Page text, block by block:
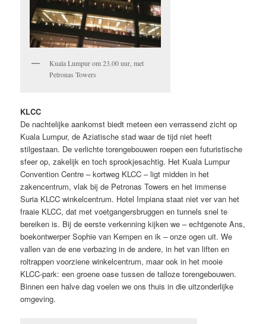
Kuala Lumpur om 23.00 uur, met
Petronas Towers
KLCC
De nachtelijke aankomst biedt meteen een verrassend zicht op
Kuala Lumpur, de Aziatische stad waar de tijd niet heeft
stilgestaan. De verlichte torengebouwen roepen een futuristische
sfeer op, zakelijk en toch sprookjesachtig. Het Kuala Lumpur
Convention Centre – kortweg KLCC – ligt midden in het
zakencentrum, vlak bij de Petronas Towers en het immense
Suria KLCC winkelcentrum. Hotel Impiana staat niet ver van het
fraaie KLCC, dat met voetgangersbruggen en tunnels snel te
bereiken is. Bij de eerste verkenning kijken we – echtgenote Ans,
boekontwerper Sophie van Kempen en ik – onze ogen uit. We
vallen van de ene verbazing in de andere, in het van liften en
roltrappen voorziene winkelcentrum, maar ook in het mooie
KLCC-park: een groene oase tussen de talloze torengebouwen.
Binnen een halve dag voelen we ons thuis in die uitzonderlijke
omgeving.